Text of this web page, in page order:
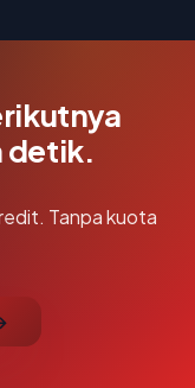
detik.
Tanpa kuota